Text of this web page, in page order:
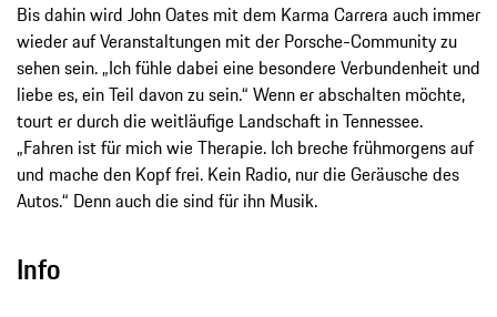
Bis dahin wird John Oates mit dem Karma Carrera auch immer
wieder auf Veranstaltungen mit der Porsche-Community zu
sehen sein. „Ich fühle dabei eine besondere Verbundenheit und
liebe es, ein Teil davon zu sein.“ Wenn er abschalten möchte,
tourt er durch die weitläufige Landschaft in Tennessee.
„Fahren ist für mich wie Therapie. Ich breche früh­morgens auf
und mache den Kopf frei. Kein Radio, nur die Geräusche des
Autos.“ Denn auch die sind für ihn Musik.
Info